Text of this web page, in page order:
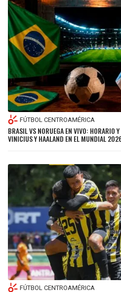
FÚTBOL CENTROAMÉRICA
BRASIL VS NORUEGA EN VIVO: HORARIO
VINICIUS Y HAALAND EN EL MUNDIAL
FÚTBOL CENTROAMÉRICA